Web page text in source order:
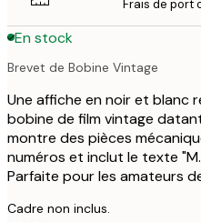
Frais de port
En stock
Brevet de Bobine Vintage
Une affiche en noir et blanc
bobine de film vintage
montre des pièces
numéros et inclut le texte "M.
Parfaite pour les amateurs
Cadre non inclus.